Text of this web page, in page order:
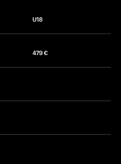
U18
479 €